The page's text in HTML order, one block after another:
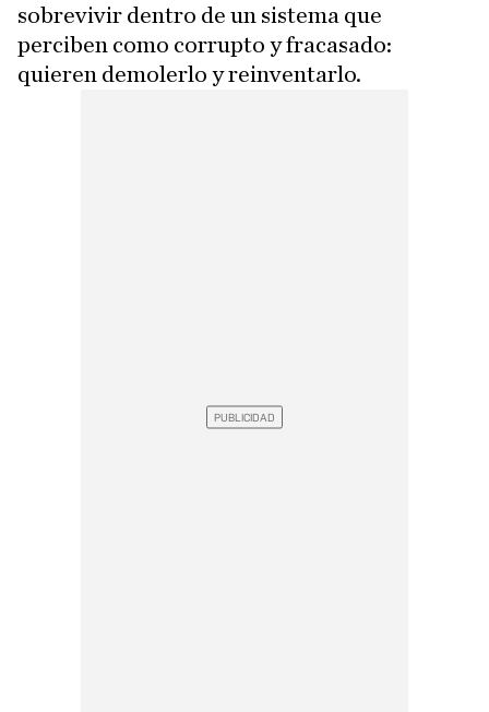
sobrevivir dentro de un sistema que
perciben como corrupto y fracasado:
quieren demolerlo y reinventarlo.